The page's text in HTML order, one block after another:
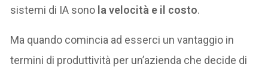
sistemi di IA sono la velocità e il costo.
Ma quando comincia ad esserci un vantaggio in
termini di produttività per un’azienda che decide di